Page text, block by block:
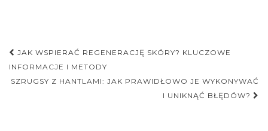
Nawigacja
postu
JAK WSPIERAĆ REGENERACJĘ SKÓRY? KLUCZOWE
INFORMACJE I METODY
SZRUGSY Z HANTLAMI: JAK PRAWIDŁOWO JE WYKONYWAĆ
I UNIKNĄĆ BŁĘDÓW?